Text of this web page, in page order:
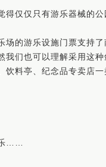
得仅仅只有游乐器械的
的游乐设施门票支持
我们也可以理解采用这
料亭、纪念品专卖店一
……